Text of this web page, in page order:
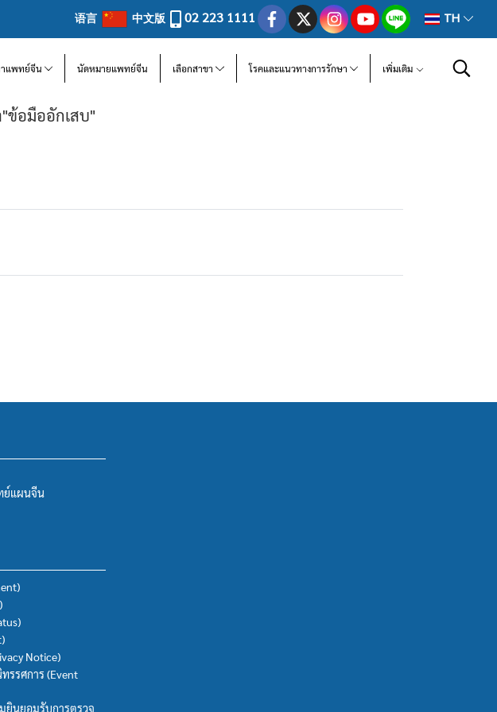
语言 中文版 02 223 1111 TH
แพทย์จีน นัดหมายแพทย์จีน เลือกสาขา โรคและแนวทางการรักษา เพิ่มเติม
ข้อมืออักเสบ"
ย์แผนจีน
Notice)
รรศการ (Event
ยินยอมรับการตรวจ